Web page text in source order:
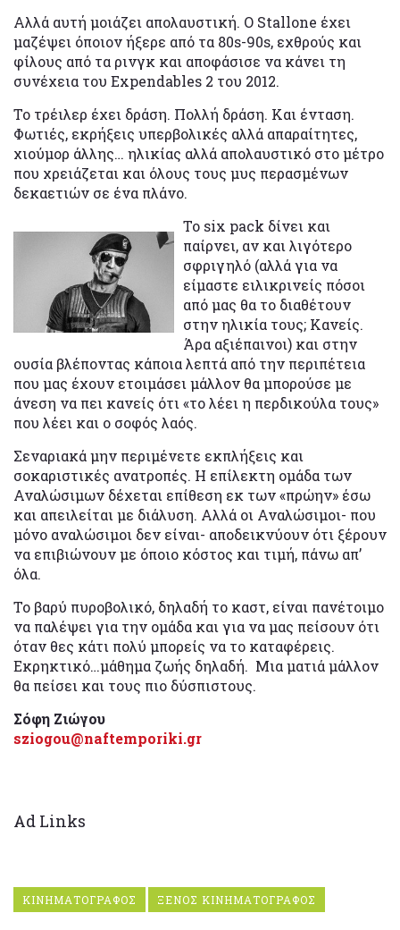
Αλλά αυτή μοιάζει απολαυστική. Ο Stallone έχει
μαζέψει όποιον ήξερε από τα 80s-90s, εχθρούς και
φίλους από τα ρινγκ και αποφάσισε να κάνει τη
συνέχεια του Expendables 2 του 2012.
Το τρέιλερ έχει δράση. Πολλή δράση. Και ένταση.
Φωτιές, εκρήξεις υπερβολικές αλλά απαραίτητες,
χιούμορ άλλης… ηλικίας αλλά απολαυστικό στο μέτρο
που χρειάζεται και όλους τους μυς περασμένων
δεκαετιών σε ένα πλάνο.
Το six pack δίνει και
παίρνει, αν και λιγότερο
σφριγηλό (αλλά για να
είμαστε ειλικρινείς πόσοι
από μας θα το διαθέτουν
στην ηλικία τους; Κανείς.
Άρα αξιέπαινοι) και στην
ουσία βλέποντας κάποια λεπτά από την περιπέτεια
που μας έχουν ετοιμάσει μάλλον θα μπορούσε με
άνεση να πει κανείς ότι «το λέει η περδικούλα τους»
που λέει και ο σοφός λαός.
Σεναριακά μην περιμένετε εκπλήξεις και
σοκαριστικές ανατροπές. Η επίλεκτη ομάδα των
Αναλώσιμων δέχεται επίθεση εκ των «πρώην» έσω
και απειλείται με διάλυση. Αλλά οι Αναλώσιμοι- που
μόνο αναλώσιμοι δεν είναι- αποδεικνύουν ότι ξέρουν
να επιβιώνουν με όποιο κόστος και τιμή, πάνω απ’
όλα.
Το βαρύ πυροβολικό, δηλαδή το καστ, είναι πανέτοιμο
να παλέψει για την ομάδα και για να μας πείσουν ότι
όταν θες κάτι πολύ μπορείς να το καταφέρεις.
Εκρηκτικό…μάθημα ζωής δηλαδή. Μια ματιά μάλλον
θα πείσει και τους πιο δύσπιστους.
Σόφη Ζιώγου
sziogou@naftemporiki.gr
Ad Links
ΚΙΝΗΜΑΤΟΓΡΑΦΟΣ ΞΕΝΟΣ ΚΙΝΗΜΑΤΟΓΡΑΦΟΣ